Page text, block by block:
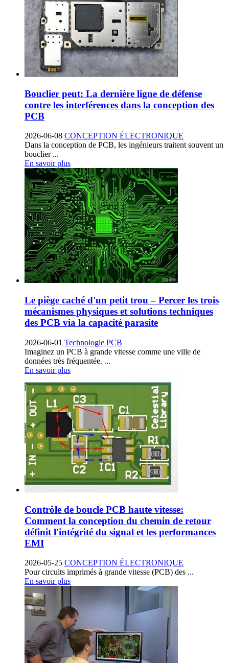
Bouclier peut: La dernière ligne de défense
contre les interférences dans la conception des
PCB
2026-06-08 CONCEPTION ÉLECTRONIQUE
Dans la conception de PCB, les ingénieurs traitent souvent un
bouclier ...
En savoir plus
Le piège caché d'un petit trou – Percer les trois
mécanismes physiques et solutions techniques
des PCB via la capacité parasite
2026-06-01 Technologie PCB
Imaginez un PCB à grande vitesse comme une ville de
données très fréquentée. ...
En savoir plus
Contrôle de boucle PCB haute vitesse:
Comment la conception du chemin de retour
définit l'intégrité du signal et les performances
EMI
2026-05-25 CONCEPTION ÉLECTRONIQUE
Pour circuits imprimés à grande vitesse (PCB) des ...
En savoir plus